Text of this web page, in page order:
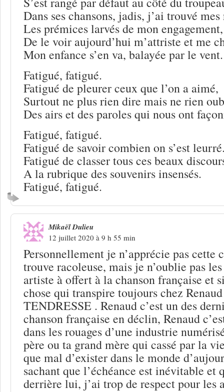
Dans ses chansons, jadis, j’ai trouvé
Les prémices larvés de mon engagement,
De le voir aujourd’hui m’attriste et me
Mon enfance s’en va, balayée par le vent.
Fatigué, fatigué.
Fatigué de pleurer ceux que l’on a aimé,
Surtout ne plus rien dire mais ne rien
Des airs et des paroles qui nous ont
Fatigué, fatigué.
Fatigué de savoir combien on s’est
Fatigué de classer tous ces beaux
A la rubrique des souvenirs insensés.
Fatigué, fatigué.
Mikaël Dulieu
12 juillet 2020 à 9 h 55 min
Personnellement je n’apprécie pas cette
trouve racoleuse, mais je n’oublie pas
artiste à offert à la chanson française et
chose qui transpire toujours chez Renaud
TENDRESSE . Renaud c’est un des
chanson française en déclin, Renaud
dans les rouages d’une industrie
père ou ta grand mère qui cassé par la
que mal d’exister dans le monde
sachant que l’échéance est inévitable et
derrière lui, j’ai trop de respect pour les